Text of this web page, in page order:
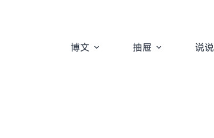
博文 抽屉 说说